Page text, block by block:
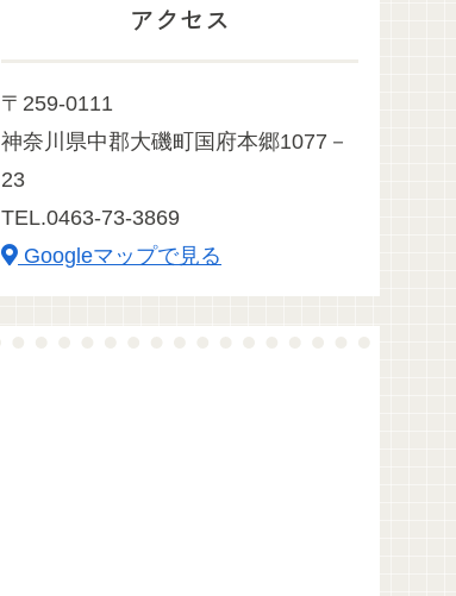
アクセス
〒259-0111
神奈川県中郡大磯町国府本郷1077－
23
TEL.0463-73-3869
Googleマップで見る